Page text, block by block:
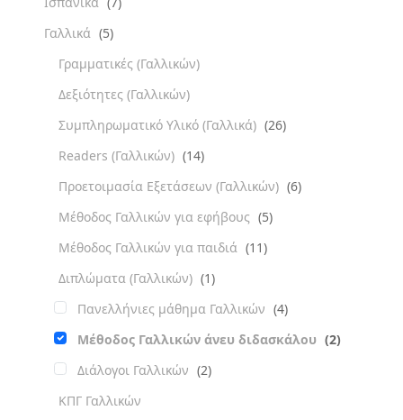
Γαλλικά (5)
Γραμματικές (Γαλλικών)
Δεξιότητες (Γαλλικών)
Συμπληρωματικό Υλικό (Γαλλικά) (26)
Readers (Γαλλικών) (14)
Προετοιμασία Εξετάσεων (Γαλλικών) (6)
Μέθοδος Γαλλικών για εφήβους (5)
Μέθοδος Γαλλικών για παιδιά (11)
Διπλώματα (Γαλλικών) (1)
Πανελλήνιες μάθημα Γαλλικών (4)
Μέθοδος Γαλλικών άνευ διδασκάλου (2)
Διάλογοι Γαλλικών (2)
ΚΠΓ Γαλλικών